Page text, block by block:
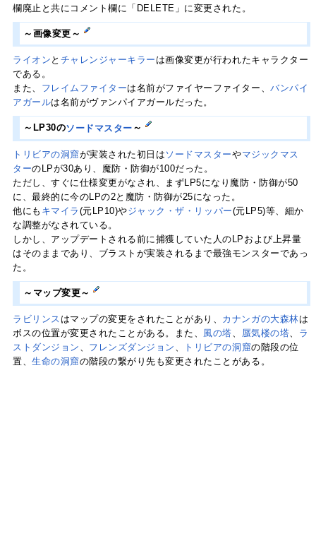
欄廃止と共にコメント欄に「DELETE」に変更された。
～画像変更～
ライオン と チャレンジャーキラー は画像変更が行われたキャラクター
である。
また、 フレイムファイターは名前がファイヤーファイター、バンパイ
アガールは名前がヴァンパイアガールだった。
～LP30のソードマスター ～
トリビアの洞窟が実装された初日は ソードマスターやマジックマス
ターのLPが30あり、魔防・防御が100だった。
ただし、すぐに仕様変更がなされ、まずLP5になり魔防・防御が50
に、最終的に今のLPの2と魔防・防御が25になった。
他にも キマイラ (元LP10)やジャック・ザ・リッパー(元LP5)等、細か
な調整がなされている。
しかし、アップデートされる前に捕獲していた人のLPおよび上昇量
はそのままであり、ブラストが実装されるまで最強モンスターであっ
た。
～マップ変更～
ラビリンス はマップの変更をされたことがあり、 カナンガの大森林は
ボスの位置が変更されたことがある。また、 風の塔、 蜃気楼の塔、 ラ
ストダンジョン 、 フレンズダンジョン 、 トリビアの洞窟の階段の位
置、生命の洞窟の階段の繋がり先も変更されたことがある。